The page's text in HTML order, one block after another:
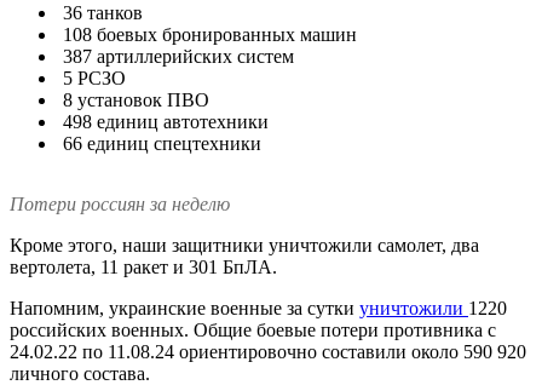
36 танков
108 боевых бронированных машин
387 артиллерийских систем
5 РСЗО
8 установок ПВО
498 единиц автотехники
66 единиц спецтехники
Потери россиян за неделю
Кроме этого, наши защитники уничтожили самолет, два
вертолета, 11 ракет и 301 БпЛА.
Напомним, украинские военные за сутки уничтожили 1220
российских военных. Общие боевые потери противника с
24.02.22 по 11.08.24 ориентировочно составили около 590 920
личного состава.